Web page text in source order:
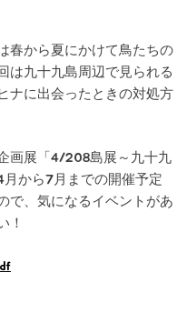
春から夏にかけて鳥たちの
は九十九島周辺で見られる
ナに出会ったときの対処方
画展「4/208島展～九十九
から7月までの開催予定
で、気になるイベントがあ
！